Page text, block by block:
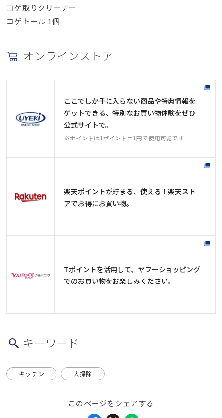
コゲ取りクリーナー
コゲトール 1個
オンラインストア
ここでしか手に入らない商品や特典情報を
ゲットできる、特別なお買い物体験をぜひ
公式サイトで。
※ポイントは1ポイント＝1円で使用可能です
楽天ポイントが貯まる、使える！楽天スト
アでお得にお買い物。
Tポイントを活用して、ヤフーショッピング
でのお買い物をお楽しみください。
キーワード
キッチン 大掃除
このページをシェアする